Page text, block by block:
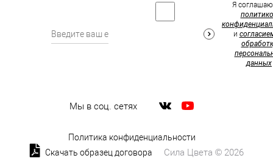
Мы в соц. сетях
Я
и
данных
Политика конфиденциальности
Скачать образец договора
Сила Цвета © 2026